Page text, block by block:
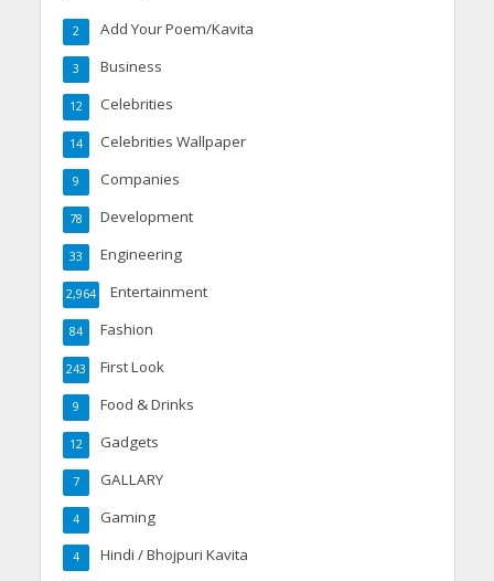
Add Your Poem/Kavita
2
Business
3
Celebrities
12
Celebrities Wallpaper
14
Companies
9
Development
78
Engineering
33
Entertainment
2,964
Fashion
84
First Look
243
Food & Drinks
9
Gadgets
12
GALLARY
7
Gaming
4
Hindi / Bhojpuri Kavita
4